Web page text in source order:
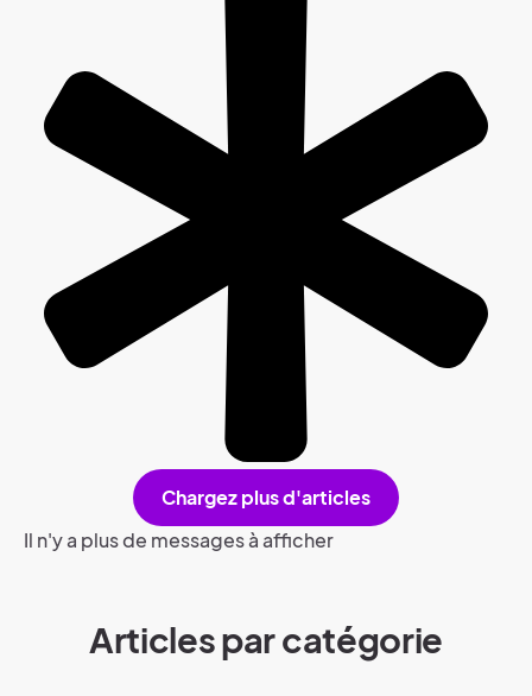
Chargez plus d'articles
Il n'y a plus de messages à afficher
Articles par catégorie